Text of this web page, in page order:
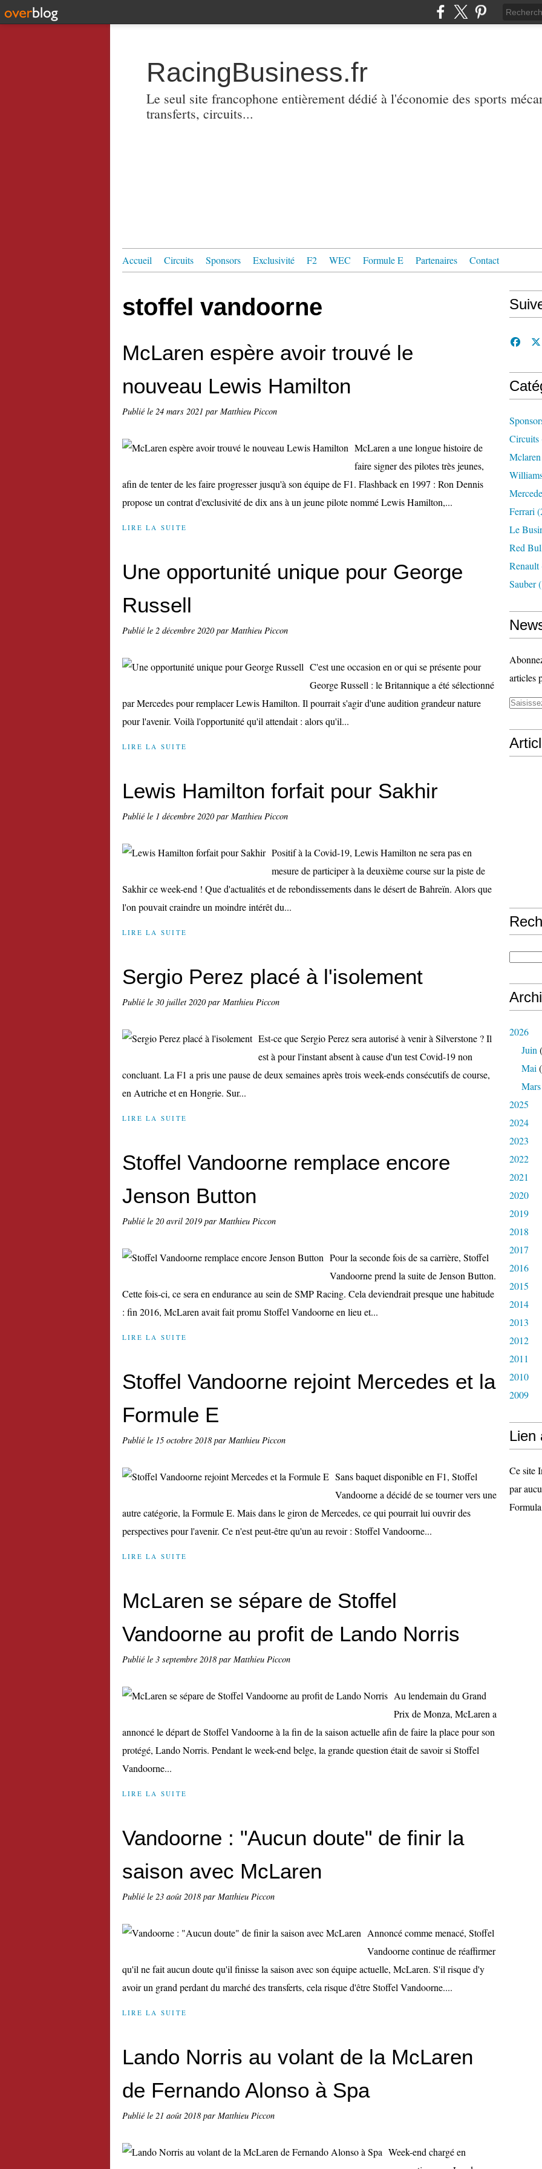
RacingBusiness.fr
Le seul site francophone entièrement dédié à l'économie des sports
transferts, circuits...
Accueil Circuits Sponsors Exclusivité F2 WEC Formule E Partenaires Contact
stoffel vandoorne
McLaren espère avoir trouvé le
nouveau Lewis Hamilton
Publié le 24 mars 2021 par Matthieu Piccon
McLaren a une longue histoire de
faire signer des pilotes très jeunes,
afin de tenter de les faire progresser jusqu'à son équipe de F1. Flashback en 1997 : Ron Dennis
propose un contrat d'exclusivité de dix ans à un jeune pilote nommé Lewis Hamilton,...
LIRE LA SUITE
Une opportunité unique pour George
Russell
Publié le 2 décembre 2020par Matthieu Piccon
C'est une occasion en or qui se présente pour
George Russell : le Britannique a été sélectionné
par Mercedes pour remplacer Lewis Hamilton. Il pourrait s'agir d'une audition grandeur nature
pour l'avenir. Voilà l'opportunité qu'il attendait : alors qu'il...
LIRE LA SUITE
Lewis Hamilton forfait pour Sakhir
Publié le 1 décembre 2020par Matthieu Piccon
Positif à la Covid-19, Lewis Hamilton ne sera pas en
mesure de participer à la deuxième course sur la piste de
Sakhir ce week-end ! Que d'actualités et de rebondissements dans le désert de Bahreïn. Alors que
l'on pouvait craindre un moindre intérêt du...
LIRE LA SUITE
Sergio Perez placé à l'isolement
Publié le 30 juillet 2020par Matthieu Piccon
Est-ce que Sergio Perez sera autorisé à venir à Silverstone ? Il
est à pour l'instant absent à cause d'un test Covid-19 non
concluant. La F1 a pris une pause de deux semaines après trois week-ends consécutifs de course,
en Autriche et en Hongrie. Sur...
LIRE LA SUITE
Stoffel Vandoorne remplace encore
Jenson Button
Publié le 20 avril 2019 par Matthieu Piccon
Pour la seconde fois de sa carrière, Stoffel
Vandoorne prend la suite de Jenson Button.
Cette fois-ci, ce sera en endurance au sein de SMP Racing. Cela deviendrait presque une habitude
: fin 2016, McLaren avait fait promu Stoffel Vandoorne en lieu et...
LIRE LA SUITE
Stoffel Vandoorne rejoint Mercedes et la
Formule E
Publié le 15 octobre 2018 par Matthieu Piccon
Sans baquet disponible en F1, Stoffel
Vandoorne a décidé de se tourner vers une
autre catégorie, la Formule E. Mais dans le giron de Mercedes, ce qui pourrait lui ouvrir des
perspectives pour l'avenir. Ce n'est peut-être qu'un au revoir : Stoffel Vandoorne...
LIRE LA SUITE
McLaren se sépare de Stoffel
Vandoorne au profit de Lando Norris
Publié le 3 septembre 2018 par Matthieu Piccon
Au lendemain du Grand
Prix de Monza, McLaren a
annoncé le départ de Stoffel Vandoorne à la fin de la saison actuelle afin de faire la place pour son
protégé, Lando Norris. Pendant le week-end belge, la grande question était de savoir si Stoffel
Vandoorne...
LIRE LA SUITE
Vandoorne : "Aucun doute" de finir la
saison avec McLaren
Publié le 23 août 2018 par Matthieu Piccon
Annoncé comme menacé, Stoffel
Vandoorne continue de réaffirmer
qu'il ne fait aucun doute qu'il finisse la saison avec son équipe actuelle, McLaren. S'il risque d'y
avoir un grand perdant du marché des transferts, cela risque d'être Stoffel Vandoorne....
LIRE LA SUITE
Lando Norris au volant de la McLaren
de Fernando Alonso à Spa
Publié le 21 août 2018 par Matthieu Piccon
Week-end chargé en
Circuits
Mclaren
Ferrari
Le
Red
Renault
Sauber
articles
2026
Juin
Mai
Mars
2025
2024
2023
2022
2021
2020
2019
2018
2017
2016
2015
2014
2013
2012
2011
2010
2009
Lien
Ce site
par